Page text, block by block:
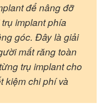
để nâng đỡ
implant phía
góc. Đây là giải
mất răng toàn
trụ implant cho
kiệm chi phí và